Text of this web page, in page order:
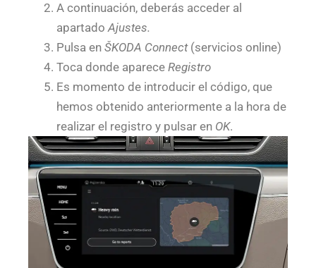
A continuación, deberás acceder al
apartadoAjustes.
Pulsa en ŠKODA Connect(servicios online)
Toca donde aparece Registro
Es momento de introducir el código, que
hemos obtenido anteriormente a la hora de
realizar el registro y pulsar en OK.